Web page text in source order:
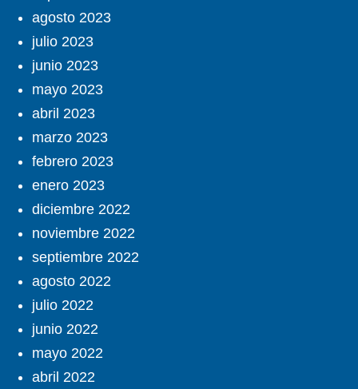
agosto 2023
julio 2023
junio 2023
mayo 2023
abril 2023
marzo 2023
febrero 2023
enero 2023
diciembre 2022
noviembre 2022
septiembre 2022
agosto 2022
julio 2022
junio 2022
mayo 2022
abril 2022